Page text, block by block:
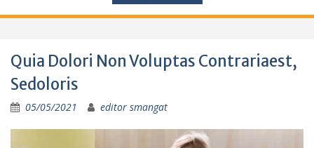
Quia Dolori Non Voluptas Contrariaest,
Sedoloris
05/05/2021 editor smangat